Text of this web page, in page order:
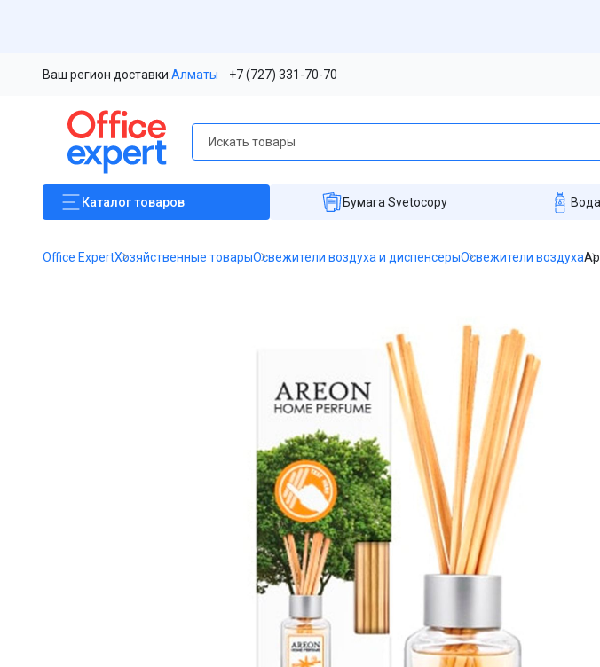
Ваш регион доставки:Алматы +7 (727) 331-70-70
Каталогтоваров Бумага Svetocopy
Office ExpertХозяйственные товарыОсвежители воздуха и диспенсерыОсвежители воздуха